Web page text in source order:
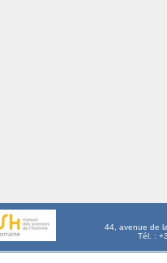
44, avenue de
Tél. :